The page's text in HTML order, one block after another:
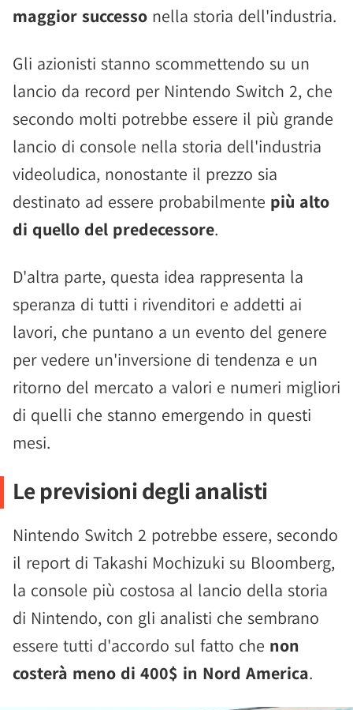
maggior successo nella storia dell'industria.
Gli azionisti stanno scommettendo su un
lancio da record per Nintendo Switch 2, che
secondo molti potrebbe essere il più grande
lancio di console nella storia dell'industria
videoludica, nonostante il prezzo sia
destinato ad essere probabilmente più alto
di quello del predecessore.
D'altra parte, questa idea rappresenta la
speranza di tutti i rivenditori e addetti ai
lavori, che puntano a un evento del genere
per vedere un'inversione di tendenza e un
ritorno del mercato a valori e numeri migliori
di quelli che stanno emergendo in questi
mesi.
Le previsioni degli analisti
Nintendo Switch 2 potrebbe essere, secondo
il report di Takashi Mochizuki su Bloomberg,
la console più costosa al lancio della storia
di Nintendo, con gli analisti che sembrano
essere tutti d'accordo sul fatto che non
costerà meno di 400$ in Nord America.